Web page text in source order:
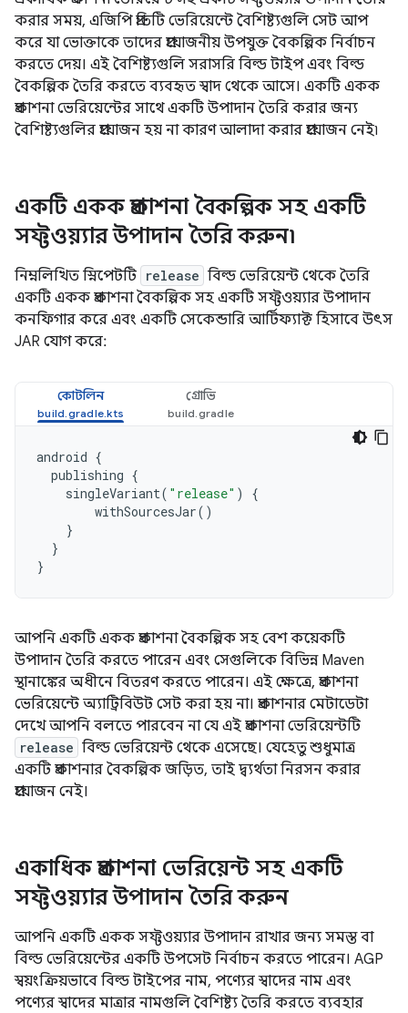
করার সময়, এজিপি প্রতিটি ভেরিয়েন্টে বৈশিষ্ট্যগুলি সেট আপ
করে যা ভোক্তাকে তাদের প্রয়োজনীয় উপযুক্ত বৈকল্পিক নির্বাচন
করতে দেয়। এই বৈশিষ্ট্যগুলি সরাসরি বিল্ড টাইপ এবং বিল্ড
বৈকল্পিক তৈরি করতে ব্যবহৃত স্বাদ থেকে আসে। একটি একক
প্রকাশনা ভেরিয়েন্টের সাথে একটি উপাদান তৈরি করার জন্য
বৈশিষ্ট্যগুলির প্রয়োজন হয় না কারণ আলাদা করার প্রয়োজন নেই৷
একটি একক প্রকাশনা বৈকল্পিক সহ একটি
সফ্টওয়্যার উপাদান তৈরি করুন৷
নিম্নলিখিত স্নিপেটটি release বিল্ড ভেরিয়েন্ট থেকে তৈরি
একটি একক প্রকাশনা বৈকল্পিক সহ একটি সফ্টওয়্যার উপাদান
কনফিগার করে এবং একটি সেকেন্ডারি আর্টিফ্যাক্ট হিসাবে উৎস
JAR যোগ করে:
কোটলিন গ্রোভি
android {
publishing {
singleVariant( "release" )
{
withSourcesJar()
}
}
}
আপনি একটি একক প্রকাশনা বৈকল্পিক সহ বেশ কয়েকটি
উপাদান তৈরি করতে পারেন এবং সেগুলিকে বিভিন্ন Maven
স্থানাঙ্কের অধীনে বিতরণ করতে পারেন। এই ক্ষেত্রে, প্রকাশনা
ভেরিয়েন্টে অ্যাট্রিবিউট সেট করা হয় না। প্রকাশনার মেটাডেটা
দেখে আপনি বলতে পারবেন না যে এই প্রকাশনা ভেরিয়েন্টটি
release বিল্ড ভেরিয়েন্ট থেকে এসেছে। যেহেতু শুধুমাত্র
একটি প্রকাশনার বৈকল্পিক জড়িত, তাই দ্ব্যর্থতা নিরসন করার
প্রয়োজন নেই।
একাধিক প্রকাশনা ভেরিয়েন্ট সহ একটি
সফ্টওয়্যার উপাদান তৈরি করুন
আপনি একটি একক সফ্টওয়্যার উপাদান রাখার জন্য সমস্ত বা
বিল্ড ভেরিয়েন্টের একটি উপসেট নির্বাচন করতে পারেন। AGP
স্বয়ংক্রিয়ভাবে বিল্ড টাইপের নাম, পণ্যের স্বাদের নাম এবং
পণ্যের স্বাদের মাত্রার নামগুলি বৈশিষ্ট্য তৈরি করতে ব্যবহার